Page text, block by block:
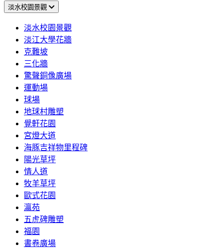
淡水校園景觀
淡水校園景觀
淡江大學花牆
克難坡
三化牆
驚聲銅像廣場
運動場
球場
地球村雕塑
覺軒花園
宮燈大道
海豚吉祥物里程碑
陽光草坪
情人道
牧羊草坪
歐式花園
瀛苑
五虎碑雕塑
福園
書卷廣場